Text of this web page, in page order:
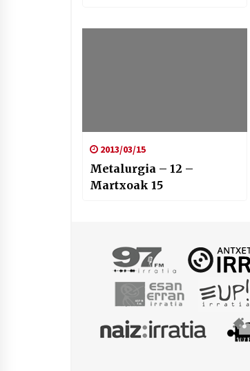
2013/03/15
Metalurgia – 12 –
Martxoak 15